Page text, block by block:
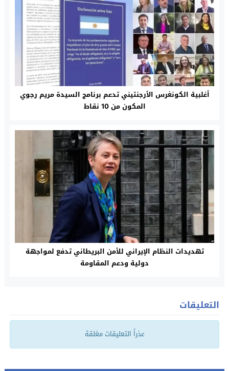
أغلبية الكونغرس الأرجنتيني تدعم برنامج السيدة مريم رجوي
المكون من 10 نقاط
تهديدات النظام الإيراني للأمن البريطاني تدفع لمواجهة
دولية ودعم المقاومة
التعليقات
عذراً التعليقات مغلقة